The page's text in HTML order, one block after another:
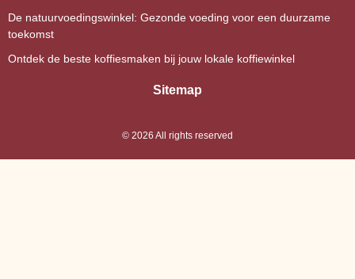
De natuurvoedingswinkel: Gezonde voeding voor een duurzame
toekomst
Ontdek de beste koffiesmaken bij jouw lokale koffiewinkel
Sitemap
© 2026 All rights reserved